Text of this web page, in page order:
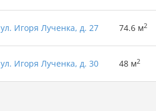
ул. Игоря Лученка, д. 27 74.6 м2
ул. Игоря Лученка, д. 30 48 м2